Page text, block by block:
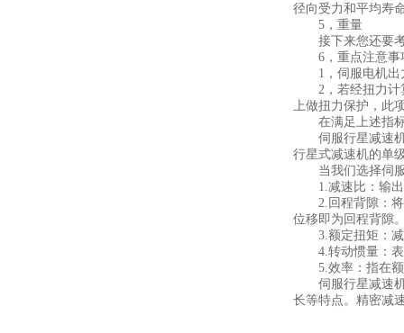
径向受力和平均寿
5，重量
接下来您还要考
6，重点注意事
1，伺服电机出
2，若经扭力计算
上做扭力保护，此
在满足上述指标
伺服行星减速机
行星式减速机的单
当我们选择伺服
1.减速比：输出
2.回程背隙：将
位移即为回程背隙
3.额定扭矩：减
4.转动惯量：表
5.效率：指在额
伺服行星减速机
长等特点。精密减